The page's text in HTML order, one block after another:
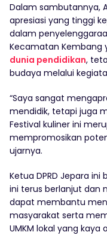
Dalam sambutannya,
apresiasi yang tinggi
dalam
Kecamatan Kembang
dunia pendidikan,
budaya melalui
“Saya sangat
mendidik, tetapi juga
Festival kuliner ini
mempromosikan
ujarnya.
Ketua DPRD Jepara
ini terus berlanjut dan
dapat membantu
masyarakat serta
UMKM lokal yang kaya